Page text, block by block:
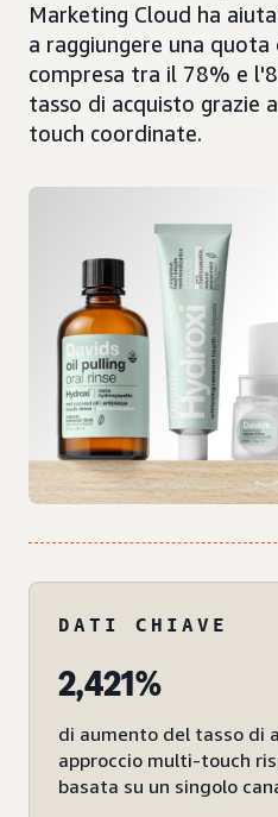
Marketing Cloud ha
a raggiungere una quota
compresa tra il 78% e
tasso di acquisto grazie
touch coordinate.
DATI CHIAVE
2,421%
di aumento del tasso di
approccio multi-touch
basata su un singolo